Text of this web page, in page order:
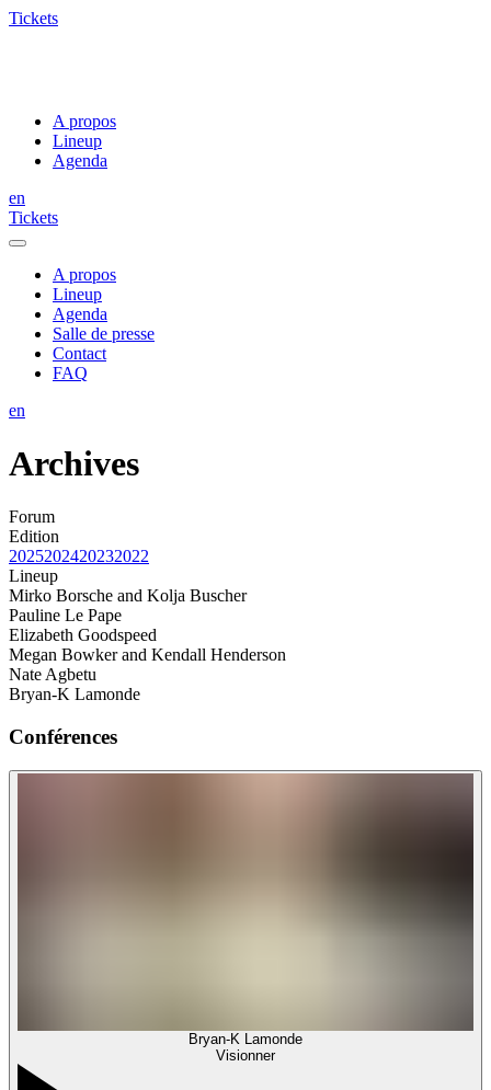
Tickets
A propos
Lineup
Agenda
en
Tickets
A propos
Lineup
Agenda
Salle de presse
Contact
FAQ
en
Archives
Forum
Edition
2025202420232022
Lineup
Mirko Borsche and Kolja Buscher
Pauline Le Pape
Elizabeth Goodspeed
Megan Bowker and Kendall Henderson
Nate Agbetu
Bryan-K Lamonde
Conférences
Bryan-K Lamonde
Visionner